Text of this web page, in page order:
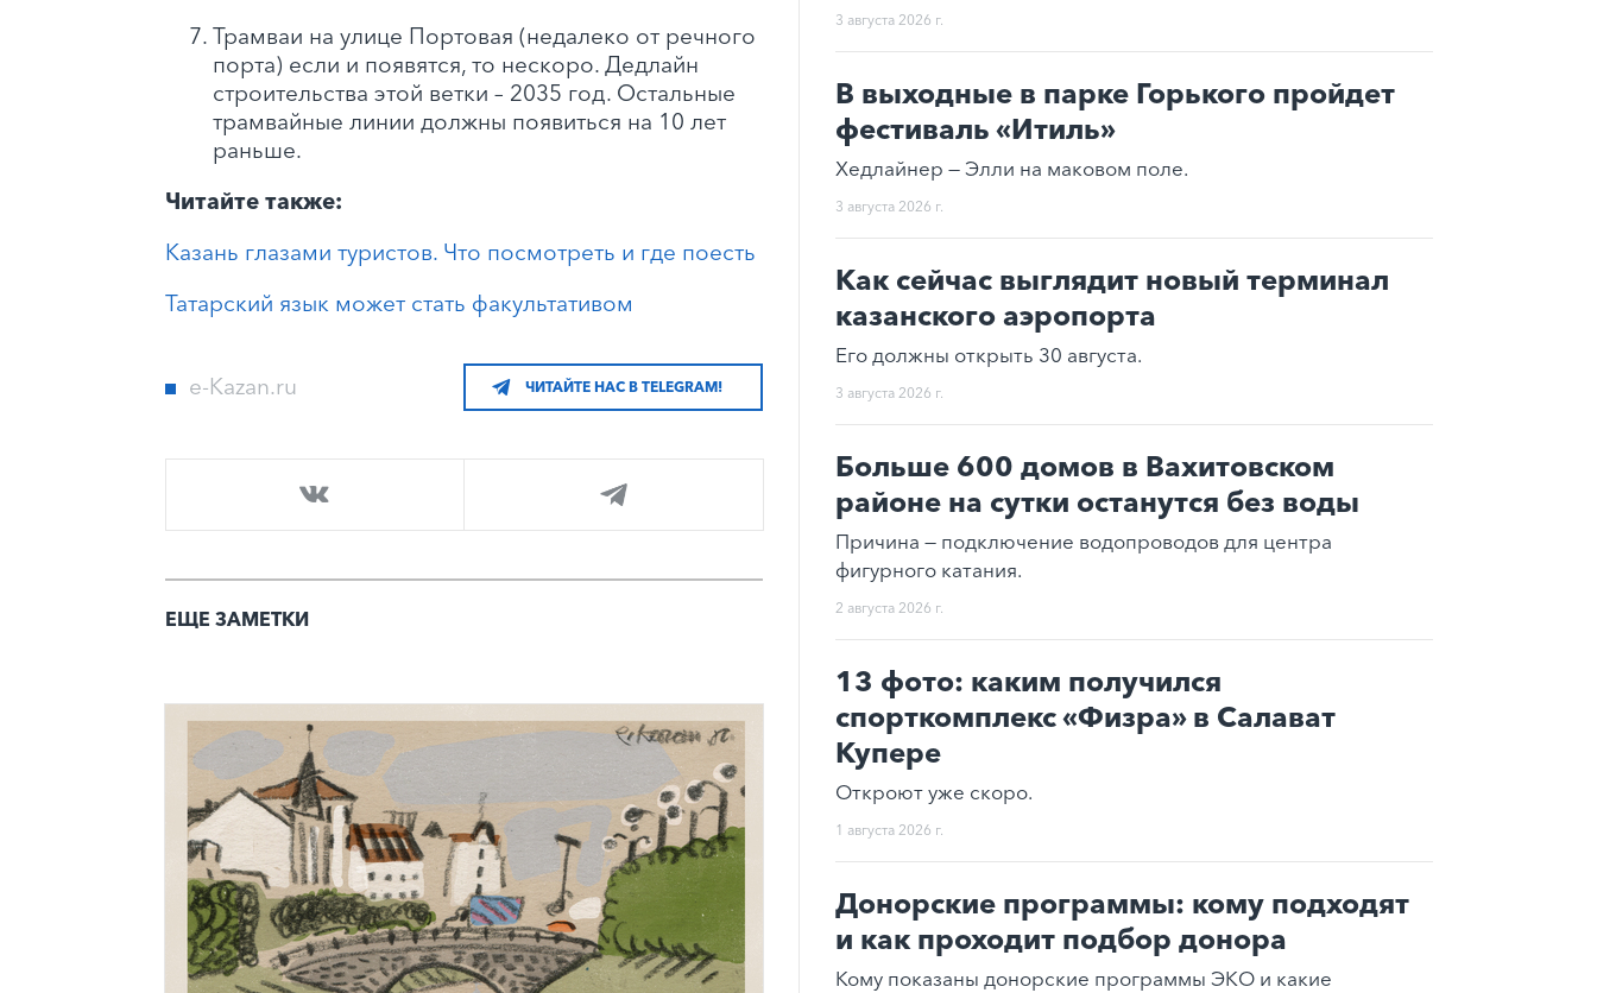
Трамваи на улице Портовая (недалеко от речного
порта) если и появятся, то нескоро. Дедлайн
строительства этой ветки – 2035 год. Остальные
трамвайные линии должны появиться на 10 лет
раньше.
Читайте также:
Казань глазами туристов. Что посмотреть и где поесть
Татарский язык может стать факультативом
e-Kazan.ru ЧИТАЙТЕ НАС В TELEGRAM!
ЕЩЕ ЗАМЕТКИ
3 августа 2026 г.
В выходные в парке Горького пройдет
фестиваль «Итиль»
Хедлайнер — Элли на маковом поле.
3 августа 2026 г.
Как сейчас выглядит новый терминал
казанского аэропорта
Его должны открыть 30 августа.
3 августа 2026 г.
Больше 600 домов в Вахитовском
районе на сутки останутся без воды
Причина — подключение водопроводов для центра
фигурного катания.
2 августа 2026 г.
13 фото: каким получился
спорткомплекс «Физра» в Салават
Купере
Откроют уже скоро.
1 августа 2026 г.
Донорские программы: кому подходят
и как проходит подбор донора
Кому показаны донорские программы ЭКО и какие